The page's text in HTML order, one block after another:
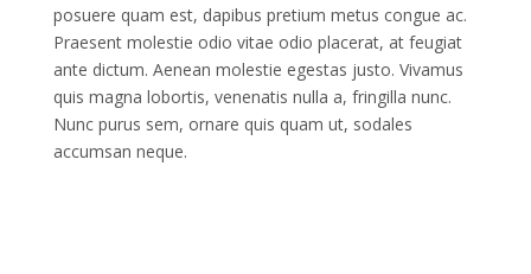
posuere quam est, dapibus pretium metus congue ac.
Praesent molestie odio vitae odio placerat, at feugiat
ante dictum. Aenean molestie egestas justo. Vivamus
quis magna lobortis, venenatis nulla a, fringilla nunc.
Nunc purus sem, ornare quis quam ut, sodales
accumsan neque.